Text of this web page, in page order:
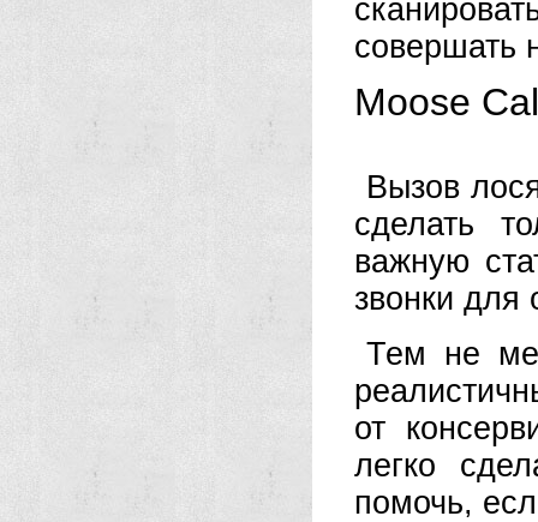
совершать
Moose
Вызов
сделать
важную
звонки для
Тем не
от
легко
помочь,